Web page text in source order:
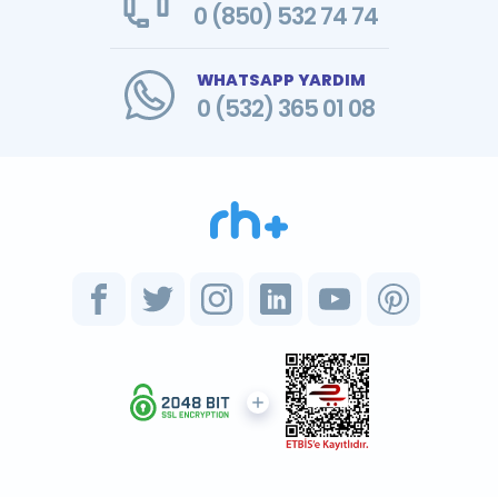
0 (850) 532 74 74
WHATSAPP YARDIM
0 (532) 365 01 08